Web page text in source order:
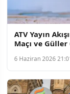
ATV Yayın
Maçı ve
6 Haziran 2026